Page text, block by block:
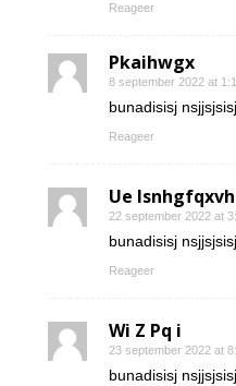
Reageer
Pkaihwgx
8 september 2022 at
bunadisisj
Reageer
Ue lsnhgfqxvh
22 september 2022 at
bunadisisj
Reageer
Wi Z Pq i
23 september 2022 at
bunadisisj